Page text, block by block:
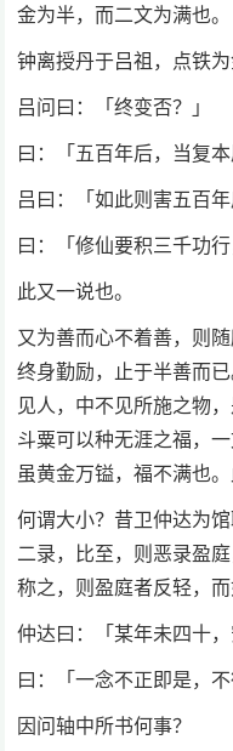
金为半，而二文为满也。
钟离授丹于吕祖，点铁为
吕问曰：「终变否？」
曰：「五百年后，当复本
吕曰：「如此则害五百
曰：「修仙要积三千功
此又一说也。
又为善而心不着善，则
终身勤励，止于半善而
见人，中不见所施之物
斗粟可以种无涯之福，
虽黄金万镒，福不满也。
何谓大小？昔卫仲达为
二录，比至，则恶录盈
称之，则盈庭者反轻，而
仲达曰：「某年未四十
曰：「一念不正即是，不
因问轴中所书何事？